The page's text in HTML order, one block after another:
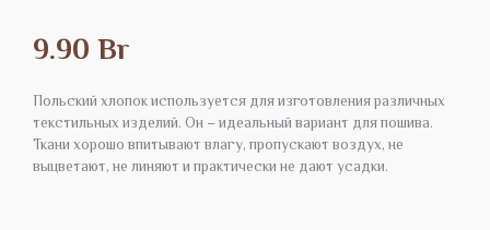
9.90 Br
Польский хлопок используется для изготовления различных
текстильных изделий. Он – идеальный вариант для пошива.
Ткани хорошо впитывают влагу, пропускают воздух, не
выцветают, не линяют и практически не дают усадки.